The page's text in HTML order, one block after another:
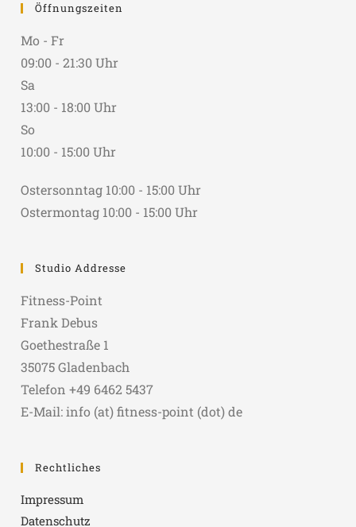
Öffnungszeiten
Mo - Fr
09:00 - 21:30 Uhr
Sa
13:00 - 18:00 Uhr
So
10:00 - 15:00 Uhr
Ostersonntag 10:00 - 15:00 Uhr
Ostermontag 10:00 - 15:00 Uhr
Studio Addresse
Fitness-Point
Frank Debus
Goethestraße 1
35075 Gladenbach
Telefon +49 6462 5437
E-Mail: info (at) fitness-point (dot) de
Rechtliches
Impressum
Datenschutz